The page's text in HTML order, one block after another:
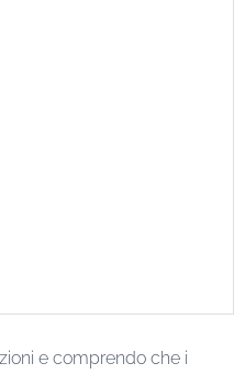
e comprendo che i